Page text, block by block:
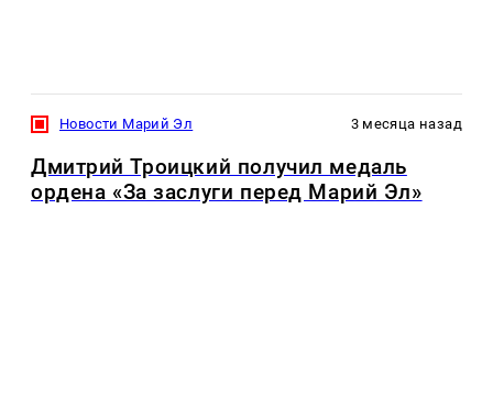
Новости Марий Эл 3 месяца назад
Дмитрий Троицкий получил медаль
ордена «За заслуги перед Марий Эл»